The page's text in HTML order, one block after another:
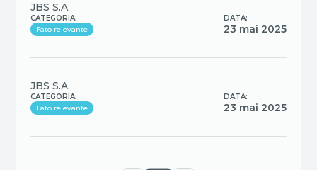
JBS S.A.
CATEGORIA:
Fato relevante
DATA:
23 mai 2025
JBS S.A.
CATEGORIA:
Fato relevante
DATA:
23 mai 2025